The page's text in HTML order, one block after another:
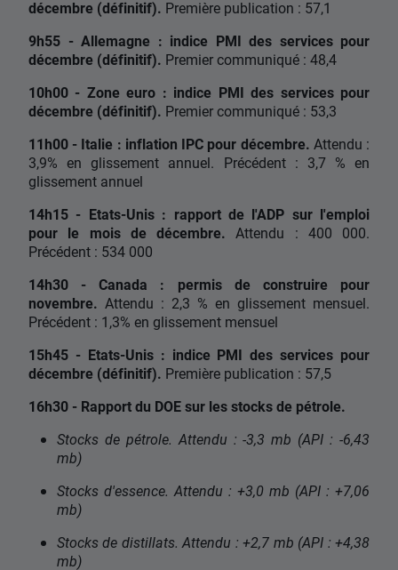
décembre (définitif). Première publication : 57,1
9h55 - Allemagne : indice PMI des services pour
décembre (définitif). Premier communiqué : 48,4
10h00 - Zone euro : indice PMI des services pour
décembre (définitif). Premier communiqué : 53,3
11h00 - Italie : inflation IPC pour décembre. Attendu :
3,9% en glissement annuel. Précédent : 3,7 % en
glissement annuel
14h15 - Etats-Unis : rapport de l'ADP sur l'emploi
pour le mois de décembre.Attendu : 400 000.
Précédent : 534 000
14h30 - Canada : permis de construire pour
novembre. Attendu : 2,3 % en glissement mensuel.
Précédent : 1,3% en glissement mensuel
15h45 - Etats-Unis : indice PMI des services pour
décembre (définitif). Première publication : 57,5
16h30 - Rapport du DOE sur les stocks de pétrole.
Stocks de pétrole. Attendu : -3,3 mb (API : -6,43
mb)
Stocks d'essence. Attendu : +3,0 mb (API : +7,06
mb)
Stocks de distillats. Attendu : +2,7 mb (API : +4,38
mb)